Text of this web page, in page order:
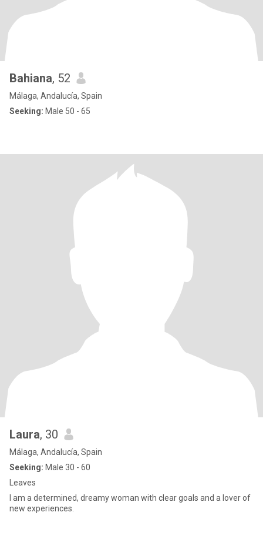
Bahiana, 52
Málaga, Andalucía, Spain
Seeking: Male 50 - 65
Laura, 30
Málaga, Andalucía, Spain
Seeking: Male 30 - 60
Leaves
I am a determined, dreamy woman with clear goals and a lover of
new experiences.